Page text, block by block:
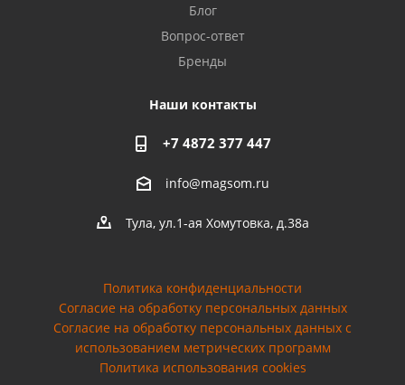
Блог
Вопрос-ответ
Бренды
Наши контакты
+7 4872 377 447
info@magsom.ru
Тула, ул.1-ая Хомутовка, д.38а
Политика конфиденциальности
Согласие на обработку персональных данных
Cогласие на обработку персональных данных с
использованием метрических программ
Политика использования cookies